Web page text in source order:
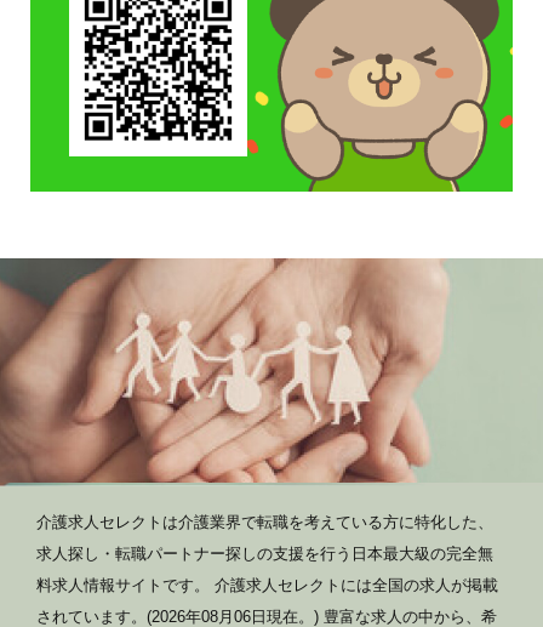
介護求人セレクトは介護業界で転職を考えている方に特化した、
求人探し・転職パートナー探しの支援を行う日本最大級の完全無
料求人情報サイトです。 介護求人セレクトには全国の求人が掲載
されています。(2026年08月06日現在。) 豊富な求人の中から、希